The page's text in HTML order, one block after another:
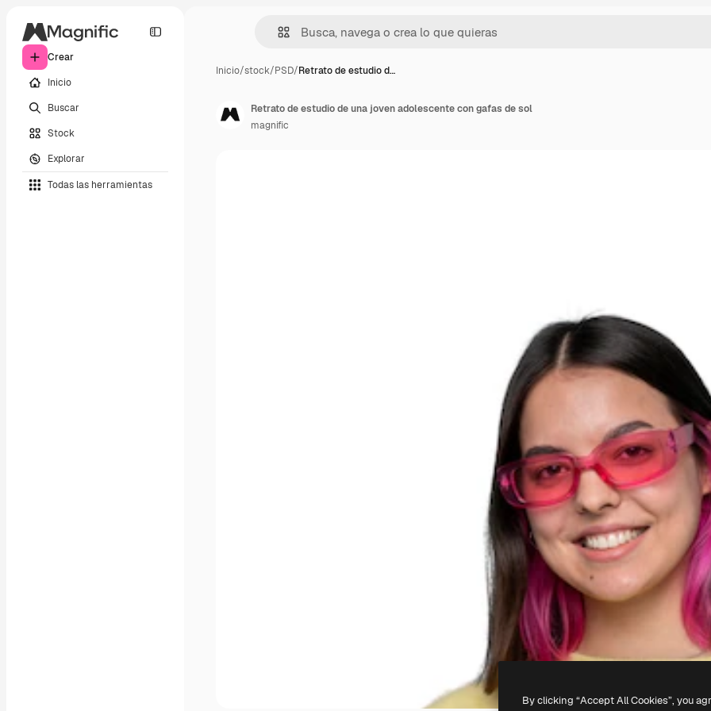
Crear
Inicio
Buscar
Stock
Explorar
Todas las herramientas
Inicio/stock/PSD/Retrato de estudio d…
Retrato de estudio de una joven adolescente con gafas de sol
magnific
By clicking “Accept All Cookies”, you